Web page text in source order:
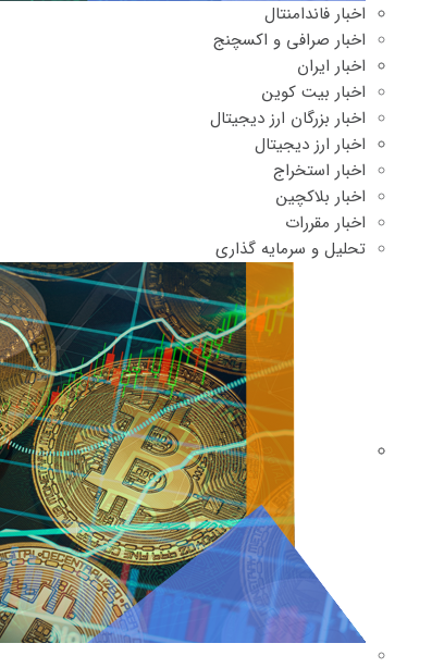
اخبار فاندامنتال
اخبار صرافی و اکسچنج
اخبار ایران
اخبار بیت کوین
اخبار بزرگان ارز دیجیتال
اخبار ارز دیجیتال
اخبار استخراج
اخبار بلاکچین
اخبار مقررات
تحلیل و سرمایه گذاری